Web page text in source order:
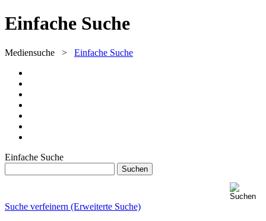
Einfache Suche
Mediensuche > Einfache Suche
Einfache Suche
Suche verfeinern (Erweiterte Suche)